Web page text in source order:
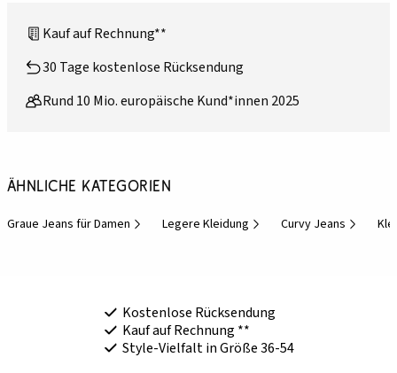
Kauf auf Rechnung**
30 Tage kostenlose Rücksendung
Rund 10 Mio. europäische Kund*innen 2025
Ähnliche Kategorien
Graue Jeans für Damen Legere Kleidung Curvy Jeans
Kostenlose Rücksendung
Kauf auf Rechnung **
Style-Vielfalt in Größe 36-54